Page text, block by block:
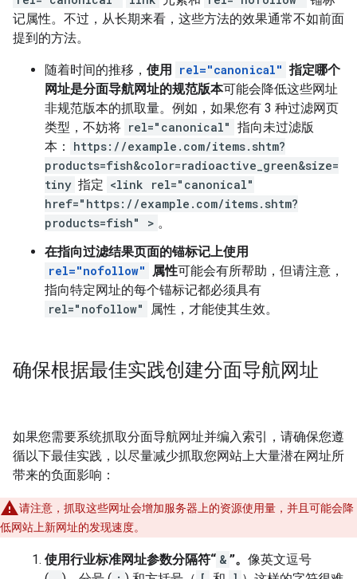
记属性。不过，从长期来看，这些方法的效果通常不如前面
提到的方法。
随着时间的推移， 使用 rel="canonical" 指定哪个
网址是分面导航网址的规范版本可能会降低这些网址
非规范版本的抓取量。例如，如果您有 3 种过滤网页
类型，不妨将 rel="canonical" 指向未过滤版
本：
https://example.com/items.shtm?
products=fish&color=radioactive_green&size=
tiny 指定 <link rel="canonical"
href="https://example.com/items.shtm?
products=fish" > 。
在指向过滤结果页面的锚标记上使用
rel="nofollow" 属性可能会有所帮助，但请注意，
指向特定网址的每个锚标记都必须具有
rel="nofollow"
属性，才能使其生效。
确保根据最佳实践创建分面导航网址
如果您需要系统抓取分面导航网址并编入索引，请确保您遵
循以下最佳实践，以尽量减少抓取您网站上大量潜在网址所
带来的负面影响：
请注意，抓取这些网址会增加服务器上的资源使用量，并且可能会降
低网站上新网址的发现速度。
使用行业标准网址参数分隔符“ & ”。 像英文逗号